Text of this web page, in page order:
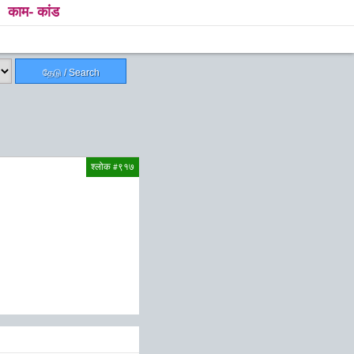
काम- कांड
தேடு / Search
श्लोक #९१७